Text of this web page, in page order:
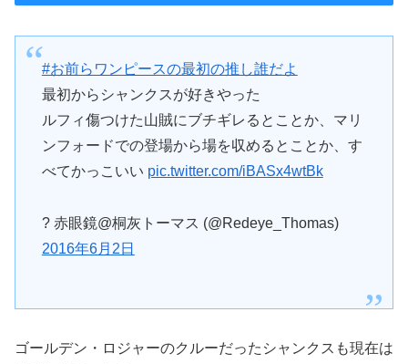
#お前らワンピースの最初の推し誰だよ
最初からシャンクスが好きやった
ルフィ傷つけた山賊にブチギレるとことか、マリ
ンフォードでの登場から場を収めるとことか、す
べてかっこいい pic.twitter.com/iBASx4wtBk
? 赤眼鏡@桐灰トーマス (@Redeye_Thomas)
2016年6月2日
ゴールデン・ロジャーのクルーだったシャンクスも現在は